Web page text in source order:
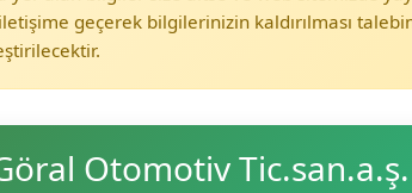
geçerek bilgilerinizin kaldırılması
Otomotiv